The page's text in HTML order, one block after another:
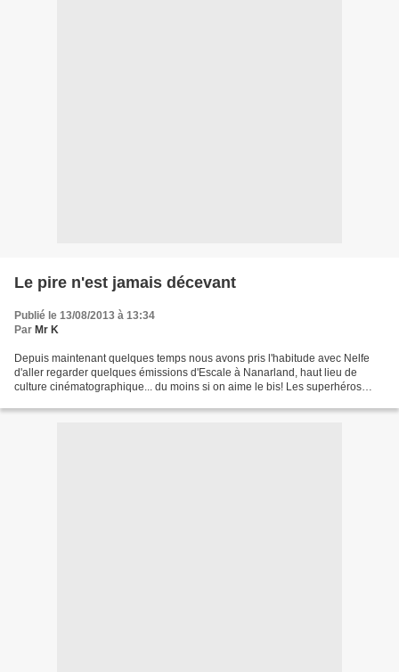
Le pire n'est jamais décevant
Publié le 13/08/2013 à 13:34
Par Mr K
Depuis maintenant quelques temps nous avons pris l'habitude avec Nelfe
d'aller regarder quelques émissions d'Escale à Nanarland, haut lieu de
culture cinématographique... du moins si on aime le bis! Les superhéros